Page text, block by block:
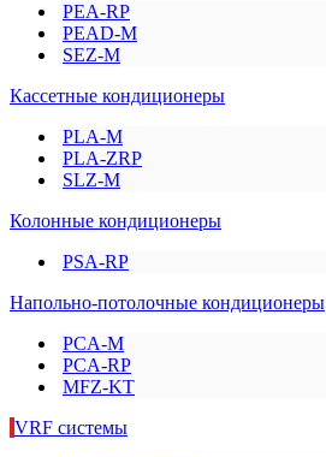
PEA-RP
PEAD-M
SEZ-M
Кассетные кондиционеры
PLA-M
PLA-ZRP
SLZ-M
Колонные кондиционеры
PSA-RP
Напольно-потолочные кондиционеры
PCA-M
PCA-RP
MFZ-KT
VRF системы